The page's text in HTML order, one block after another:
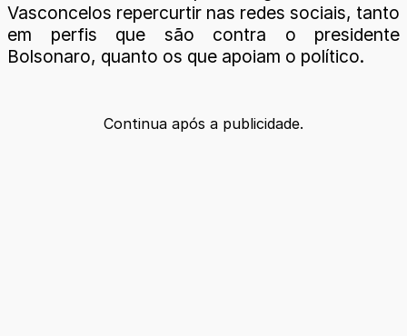
Vasconcelos repercurtir nas redes sociais, tanto
em perfis que são contra o presidente
Bolsonaro, quanto os que apoiam o político.
Continua após a publicidade.